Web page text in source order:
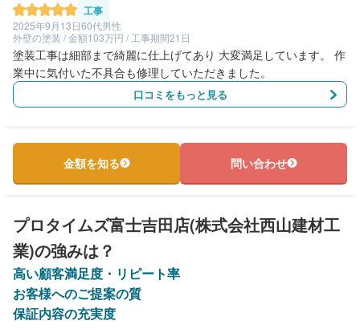
た。
工事
2025年9月13日60代男性
外壁の塗装 / 金額103万円 / 工事期間21日
塗装工事は細部まで綺麗に仕上げてあり 大変満足しています。 作
業中に気付いた不具合も修理していただきました。
口コミをもっと見る
金額を知る 問い合わせ
プロタイムズ富士吉田店(株式会社西山建材工
業)の強みは？
高い顧客満足度・リピート率
お客様へのご提案の質
保証内容の充実度